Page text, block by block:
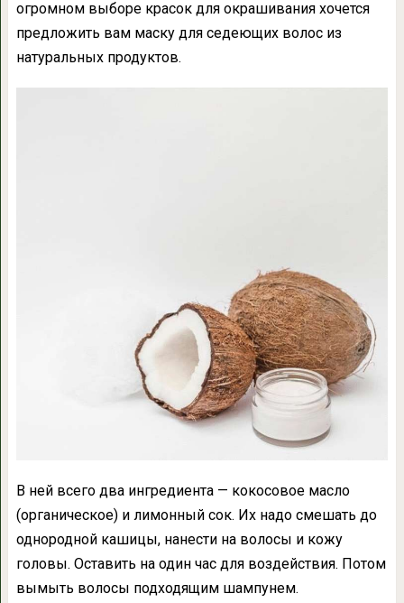
огромном выборе красок для окрашивания хочется
предложить вам маску для седеющих волос из
натуральных продуктов.
В ней всего два ингредиента — кокосовое масло
(органическое) и лимонный сок. Их надо смешать до
однородной кашицы, нанести на волосы и кожу
головы. Оставить на один час для воздействия. Потом
вымыть волосы подходящим шампунем.